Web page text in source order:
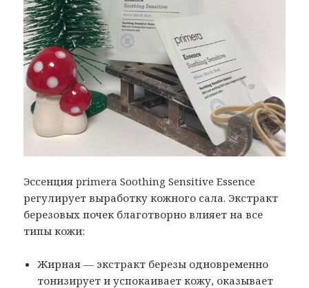
Эссенция primera Soothing Sensitive Essence
регулирует выработку кожного сала. Экстракт
березовых почек благотворно влияет на все
типы кожи:
Жирная — экстракт березы одновременно
тонизирует и успокаивает кожу, оказывает